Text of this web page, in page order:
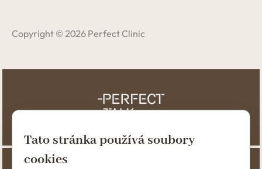
Copyright © 2026 Perfect Clinic
Tato stránka používá soubory
cookies